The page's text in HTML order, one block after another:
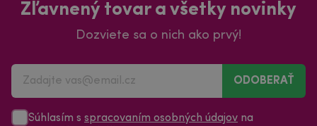
Zľavnený tovar a všetky novinky
Dozviete sa o nich ako prvý!
ODOBERAŤ
Súhlasím s spracovaním osobných údajov na